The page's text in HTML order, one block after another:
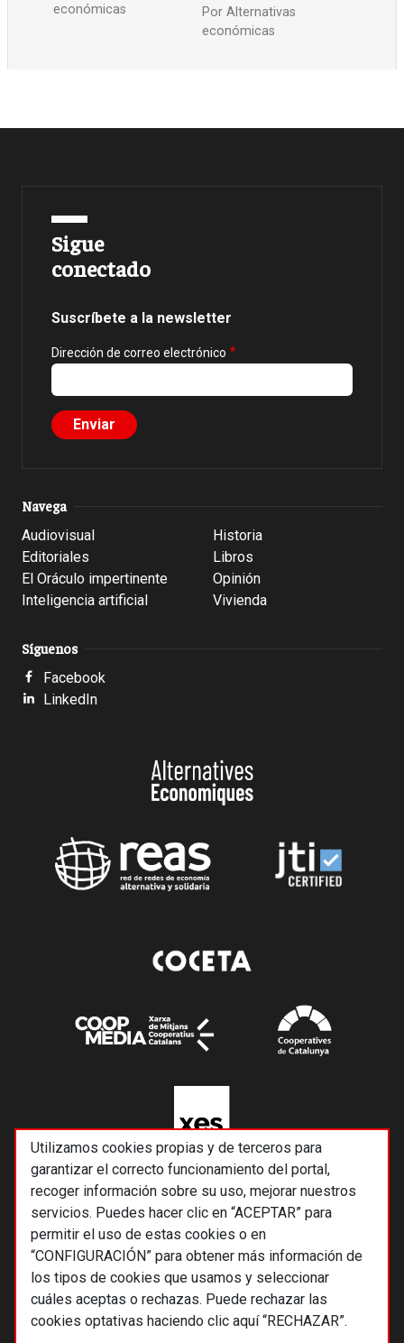
Utilizamos cookies propias y de terceros para
garantizar el correcto funcionamiento del portal,
recoger información sobre su uso, mejorar nuestros
servicios. Puedes hacer clic en “ACEPTAR” para
permitir el uso de estas cookies o en
“CONFIGURACIÓN” para obtener más información de
los tipos de cookies que usamos y seleccionar
cuáles aceptas o rechazas. Puede rechazar las
cookies optativas haciendo clic aquí “RECHAZAR”.
económicas
Por Alternativas
económicas
Sigue
conectado
Suscríbete a la newsletter
Dirección de correo electrónico
Navega
Audiovisual
Editoriales
El Oráculo impertinente
Inteligencia artificial
Historia
Libros
Opinión
Vivienda
Síguenos
Facebook
LinkedIn
© 2026 Alternativas económicas SCCL